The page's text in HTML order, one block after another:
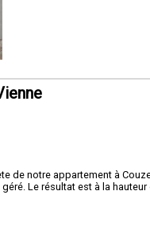
de notre appartement à
Le résultat est à la